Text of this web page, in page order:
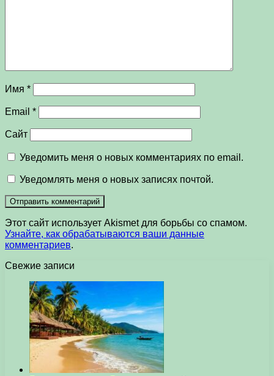
Имя *
Email *
Сайт
Уведомить меня о новых комментариях по email.
Уведомлять меня о новых записях почтой.
Этот сайт использует Akismet для борьбы со спамом.
Узнайте, как обрабатываются ваши данные
комментариев.
Свежие записи